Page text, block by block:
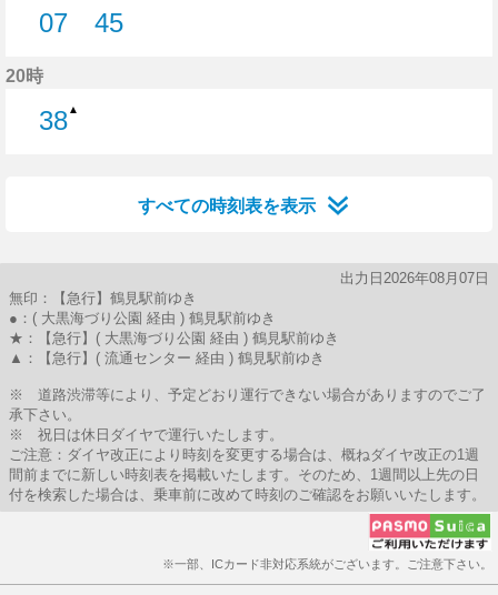
07
45
20時
38▲
すべての時刻表を表示
出力日2026年08月07日
無印：【急行】鶴見駅前ゆき
●：( 大黒海づり公園 経由 ) 鶴見駅前ゆき
★：【急行】( 大黒海づり公園 経由 ) 鶴見駅前ゆき
▲：【急行】( 流通センター 経由 ) 鶴見駅前ゆき
※ 道路渋滞等により、予定どおり運行できない場合がありますのでご了
承下さい。
※ 祝日は休日ダイヤで運行いたします。
ご注意：ダイヤ改正により時刻を変更する場合は、概ねダイヤ改正の1週
間前までに新しい時刻表を掲載いたします。そのため、1週間以上先の日
付を検索した場合は、乗車前に改めて時刻のご確認をお願いいたします。
※一部、ICカード非対応系統がございます。ご注意下さい。